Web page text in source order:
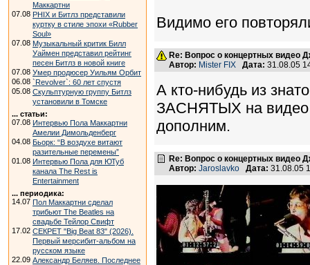
Маккартни
07.08 PHIX и Битлз представили
куртку в стиле эпохи «Rubber
Soul»
07.08 Музыкальный критик Билл
Уаймен представил рейтинг
песен Битлз в новой книге
07.08 Умер продюсер Уильям Орбит
06.08 `Revolver`: 60 лет спустя
05.08 Скульптурную группу Битлз
установили в Томске
... статьи:
07.08 Интервью Пола Маккартни
Амелии Димольденберг
04.08 Бьорк: “В воздухе витают
разительные перемены”
01.08 Интервью Пола для ЮТуб
канала The Rest is
Entertainment
... периодика:
14.07 Пол Маккартни сделал
трибьют The Beatles на
свадьбе Тейлор Свифт
17.02 СЕКРЕТ "Big Beat 83" (2026).
Первый мерсибит-альбом на
русском языке
22.09 Александр Беляев. Последнее
Видимо его
Re: Вопрос о концертных видео
Автор: Mister FIX Дата: 31.08.05
А кто-нибудь из
ЗАСНЯТЫХ на видео
дополним.
Re: Вопрос о концертных видео
Автор: Jaroslavko Дата: 31.08.05